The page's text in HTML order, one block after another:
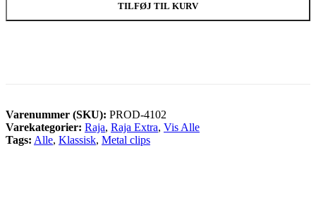
TILFØJ TIL KURV
Varenummer (SKU): PROD-4102
Varekategorier: Raja, Raja Extra, Vis Alle
Tags: Alle, Klassisk, Metal clips